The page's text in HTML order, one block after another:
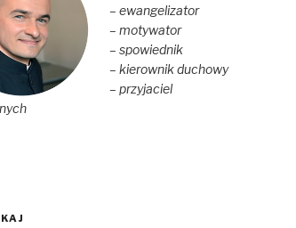
– ewangelizator
– motywator
– spowiednik
– kierownik duchowy
– przyjaciel